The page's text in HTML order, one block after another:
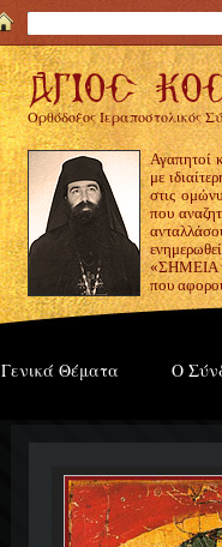
Ορθόδοξος Ιεραποστολικός
Αγαπητοί
με
στις
που
«ΣΗΜΕΙΑ
που
Γενικά Θέματα Ο